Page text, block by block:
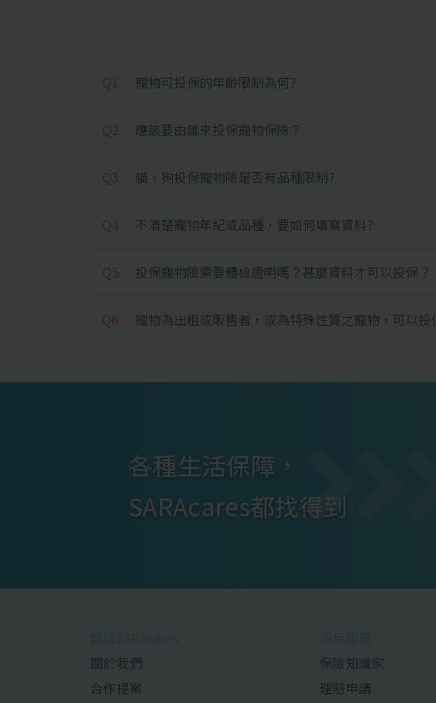
Q1 寵物可投保的年齡限制為何?
Q2 應該要由誰來投保寵物保險？
Q3 貓、狗投保寵物險是否有品種限制?
Q4 不清楚寵物年紀或品種，要如何填寫資料?
Q5 投保寵物險需要體檢證明嗎？甚麼資料才可以投保？
Q6 寵物為出租或販售者，或為特殊性質之寵物，可以投
各種生活保障，
SARAcares都找得到
認識SARAcares
關於我們
合作提案
保戶服務
保險知識家
理賠申請